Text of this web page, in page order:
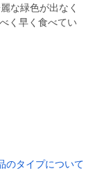
な緑色が出なく
く早く食べてい
のタイプについて